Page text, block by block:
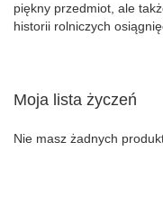
piękny przedmiot, ale
historii rolniczych
Moja lista życzeń
Nie masz żadnych